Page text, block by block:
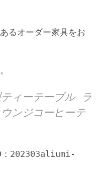
るオーダー家具をお
ィーテーブル ラ
ンジコーヒーテ
：202303aliumi-